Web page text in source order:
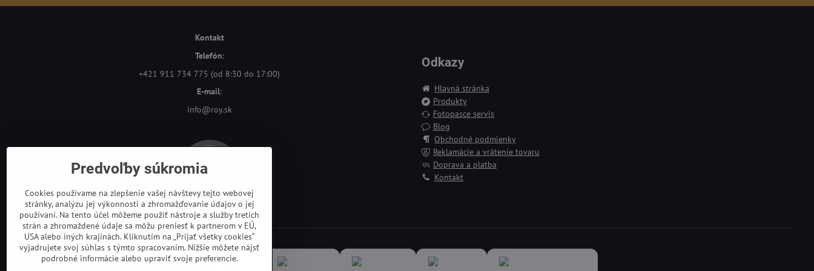
Kontakt
Telefón:
+421 911 734 775 (od 8:30 do 17:00)
E-mail:
info@roy.sk
Odkazy
Hlavná stránka
Produkty
Fotopasce servis
Blog
Obchodné podmienky
Reklamácie a vrátenie tovaru
Doprava a platba
Kontakt
Predvoľby súkromia
Cookies používame na zlepšenie vašej návštevy tejto webovej
stránky, analýzu jej výkonnosti a zhromažďovanie údajov o jej
používaní. Na tento účel môžeme použiť nástroje a služby tretích
strán a zhromaždené údaje sa môžu preniesť k partnerom v EÚ,
USA alebo iných krajinách. Kliknutím na „Prijať všetky cookies“
vyjadrujete svoj súhlas s týmto spracovaním. Nižšie môžete nájsť
podrobné informácie alebo upraviť svoje preferencie.